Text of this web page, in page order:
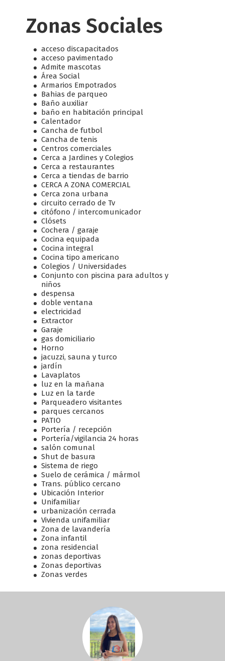
Zonas Sociales
acceso discapacitados
acceso pavimentado
Admite mascotas
Área Social
Armarios Empotrados
Bahias de parqueo
Baño auxiliar
baño en habitación principal
Calentador
Cancha de futbol
Cancha de tenis
Centros comerciales
Cerca a Jardines y Colegios
Cerca a restaurantes
Cerca a tiendas de barrio
CERCA A ZONA COMERCIAL
Cerca zona urbana
circuito cerrado de Tv
citófono / intercomunicador
Clósets
Cochera / garaje
Cocina equipada
Cocina integral
Cocina tipo americano
Colegios / Universidades
Conjunto con piscina para adultos y
niños
despensa
doble ventana
electricidad
Extractor
Garaje
gas domiciliario
Horno
jacuzzi, sauna y turco
jardín
Lavaplatos
luz en la mañana
Luz en la tarde
Parqueadero visitantes
parques cercanos
PATIO
Portería / recepción
Portería/vigilancia 24 horas
salón comunal
Shut de basura
Sistema de riego
Suelo de cerámica / mármol
Trans. público cercano
Ubicación Interior
Unifamiliar
urbanización cerrada
Vivienda unifamiliar
Zona de lavandería
Zona infantil
zona residencial
zonas deportivas
Zonas deportivas
Zonas verdes